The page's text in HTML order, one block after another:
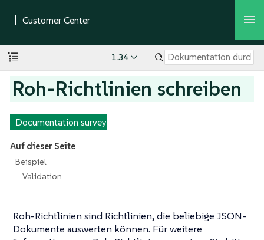
1.34
Roh-Richtlinien schreiben
Documentation survey
Auf dieser Seite
Beispiel
Validation
Roh-Richtlinien sind Richtlinien, die beliebige JSON-
Dokumente auswerten können. Für weitere